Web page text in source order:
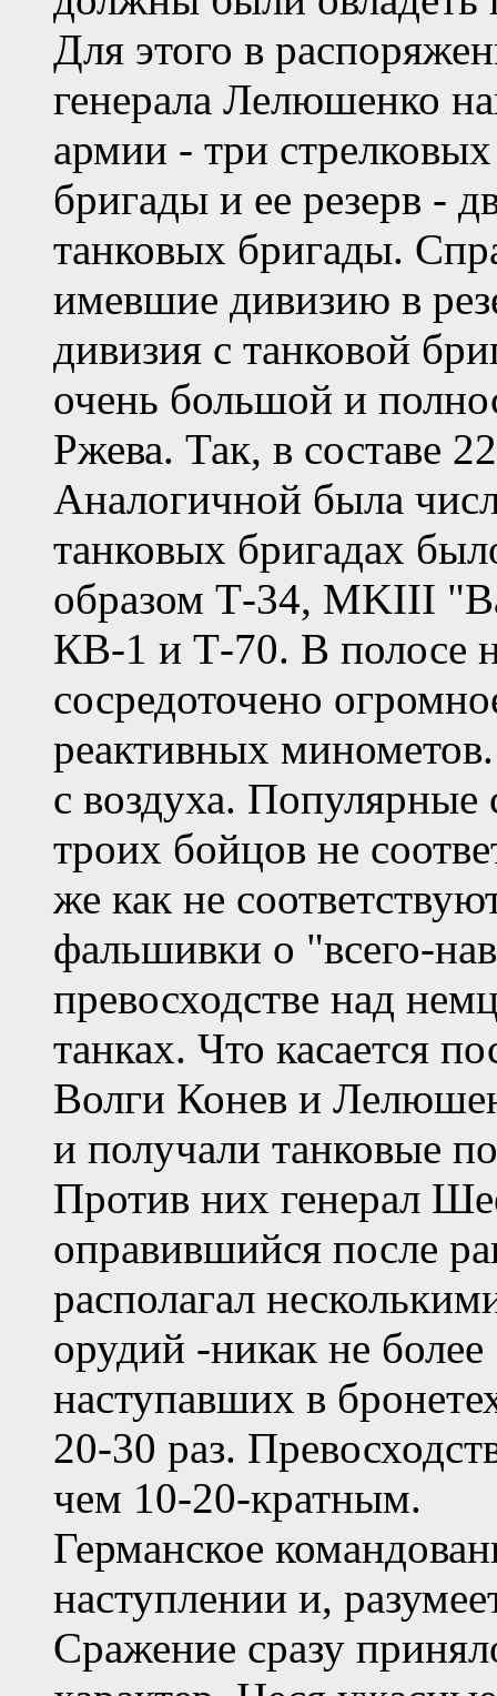
Для этого в
генерала Лелюшенко
армии - три
бригады и ее резерв -
танковых бригады.
имевшие дивизию в
дивизия с танковой
очень большой и
Ржева. Так, в составе
Аналогичной была
танковых бригадах
образом Т-34, MKIII
КВ-1 и Т-70. В полосе
сосредоточено
реактивных
с воздуха. Популярные
троих бойцов не
же как не
фальшивки о "всего-
превосходстве над
танках. Что касается
Волги Конев и
и получали танковые
Против них генерал
оправившийся после
располагал
орудий -никак не
наступавших в
20-30 раз.
чем 10-20-кратным.
Германское
наступлении и,
Сражение сразу